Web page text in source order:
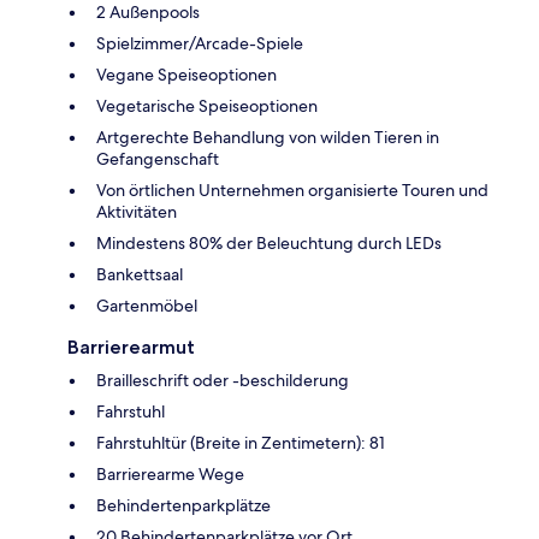
2 Außenpools
Spielzimmer/Arcade-Spiele
Vegane Speiseoptionen
Vegetarische Speiseoptionen
Artgerechte Behandlung von wilden Tieren in
Gefangenschaft
Von örtlichen Unternehmen organisierte Touren und
Aktivitäten
Mindestens 80% der Beleuchtung durch LEDs
Bankettsaal
Gartenmöbel
Barrierearmut
Brailleschrift oder -beschilderung
Fahrstuhl
Fahrstuhltür (Breite in Zentimetern): 81
Barrierearme Wege
Behindertenparkplätze